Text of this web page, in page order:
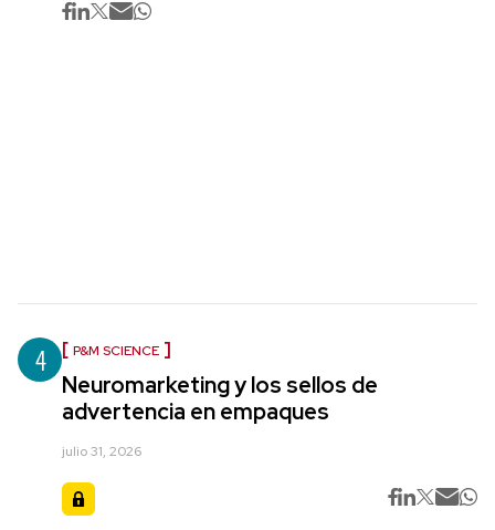
4 P&M SCIENCE
Neuromarketing y los sellos de
advertencia en empaques
julio 31, 2026